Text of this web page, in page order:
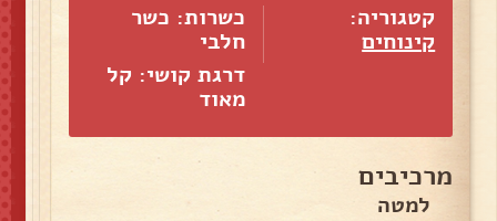
קטגוריה:
קינוחים
כשרות: כשר
חלבי
דרגת קושי: קל
מאוד
מרכיבים
למטה